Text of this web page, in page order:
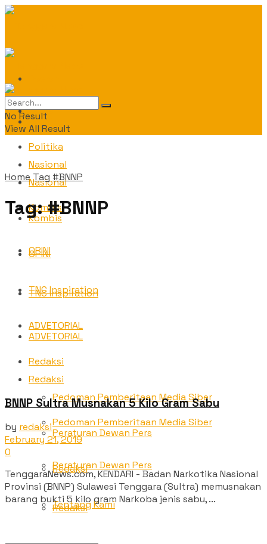
Politika
Nasional
Kombis
OPINI
TNC Inspiration
ADVETORIAL
Redaksi
Pedoman Pemberitaan Media Siber
Peraturan Dewan Pers
Redaksi
Daerah
Politika
Nasional
Kombis
OPINI
TNC Inspiration
ADVETORIAL
Redaksi
Pedoman Pemberitaan Media Siber
Peraturan Dewan Pers
Redaksi
Tentang Kami
No Result
View All Result
HomeTag #BNNP
Tag:#BNNP
BNNP Sultra Musnakan 5 Kilo Gram Sabu
by redaksi
February 21, 2019
0
TenggaraNews.com, KENDARI - Badan Narkotika Nasional
Provinsi (BNNP) Sulawesi Tenggara (Sultra) memusnakan
barang bukti 5 kilo gram Narkoba jenis sabu, ...